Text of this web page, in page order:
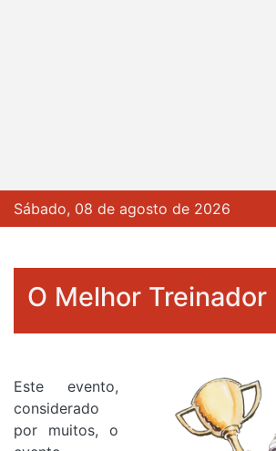
Sábado, 08 de agosto de 2026
O Melhor Treinador
Este evento,
considerado
por muitos, o